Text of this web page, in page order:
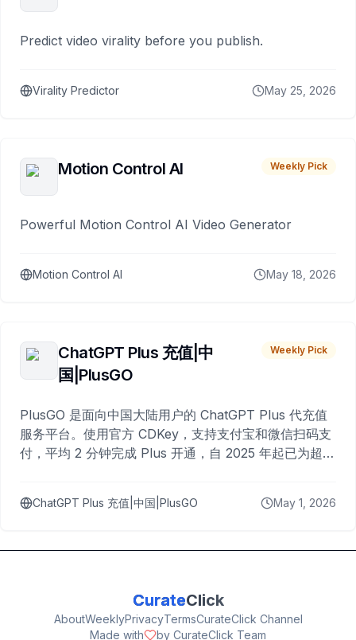
Predict video virality before you publish.
Virality Predictor May 25, 2026
Motion Control AI Weekly Pick
Powerful Motion Control AI Video Generator
Motion Control AI May 18, 2026
ChatGPT Plus 充值|中
国|PlusGO
Weekly Pick
PlusGO 是面向中国大陆用户的 ChatGPT Plus 代充值
服务平台。使用官方 CDKey，支持支付宝和微信扫码支
付，平均 2 分钟完成 Plus 开通，自 2025 年起已为超过
ChatGPT Plus 充值|中国|PlusGO May 1, 2026
CurateClick
AboutWeeklyPrivacyTermsCurateClick Channel
Made with
by CurateClick Team